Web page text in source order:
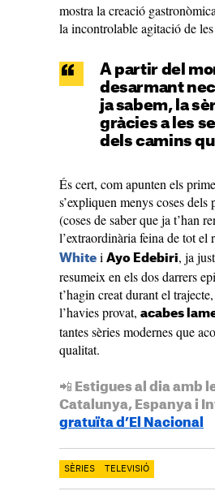
mostra la creació
la incontrolable agitació de
A partir del
desarmant
ja sabem, la
gràcies a les
dels camins
És cert, com apunten els
s’expliquen menys coses
(coses de saber que ja t’han
l’extraordinària feina de tot el
White i Ayo Edebiri, ja
resumeix en els dos darrers
t’hagin creat durant el
l’havies provat, acabes
tantes sèries modernes que
qualitat.
📲 Estigues al dia amb
Catalunya, Espanya i
gratuïta d’El Nacional
SÈRIES TELEVISIÓ